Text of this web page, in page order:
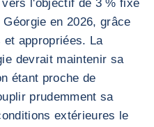
l'objectif de 3 % fixé
en 2026, grâce
appropriées. La
devrait maintenir sa
étant proche de
prudemment sa
extérieures le